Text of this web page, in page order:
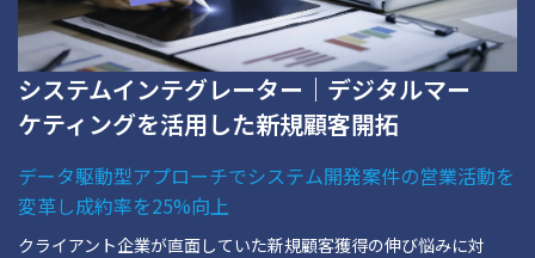
システムインテグレーター｜デジタルマー
ケティングを活用した新規顧客開拓
データ駆動型アプローチでシステム開発案件の営業活動を
変革し成約率を25%向上
クライアント企業が直面していた新規顧客獲得の伸び悩みに対